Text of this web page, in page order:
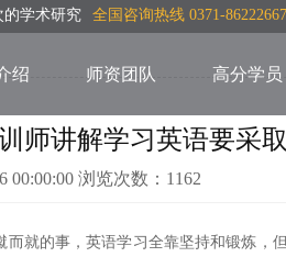
的学术研究 全国咨询热线 0371-
绍 师资团队 高分学员
师讲解学习英语要采
00:00:00 浏览次数：1162
就的事，英语学习全靠坚持和锻炼，